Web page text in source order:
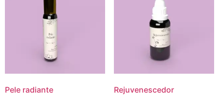
Pele radiante Rejuvenescedor